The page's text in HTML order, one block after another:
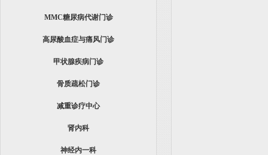
MMC糖尿病代谢门诊
高尿酸血症与痛风门诊
甲状腺疾病门诊
骨质疏松门诊
减重诊疗中心
肾内科
神经内一科